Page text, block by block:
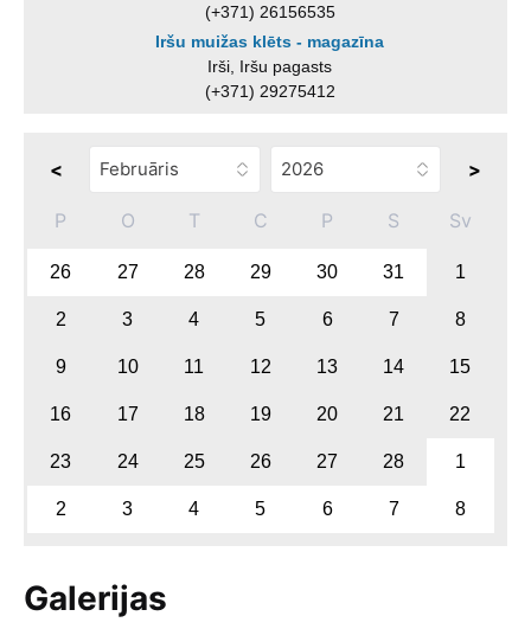
(+371) 26156535
Iršu muižas klēts - magazīna
Irši, Iršu pagasts
(+371) 29275412
< >
P O T C P S Sv
26 27 28 29 30 31 1
2 3 4 5 6 7 8
9 10 11 12 13 14 15
16 17 18 19 20 21 22
23 24 25 26 27 28 1
2 3 4 5 6 7 8
Galerijas